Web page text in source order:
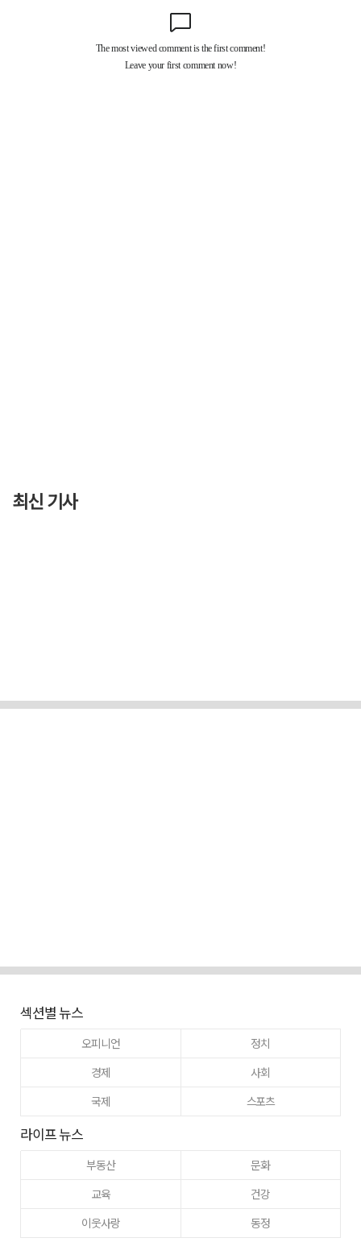
최신 기사
섹션별 뉴스
오피니언
정치
경제
사회
국제
스포츠
라이프 뉴스
부동산
문화
교육
건강
이웃사랑
동정